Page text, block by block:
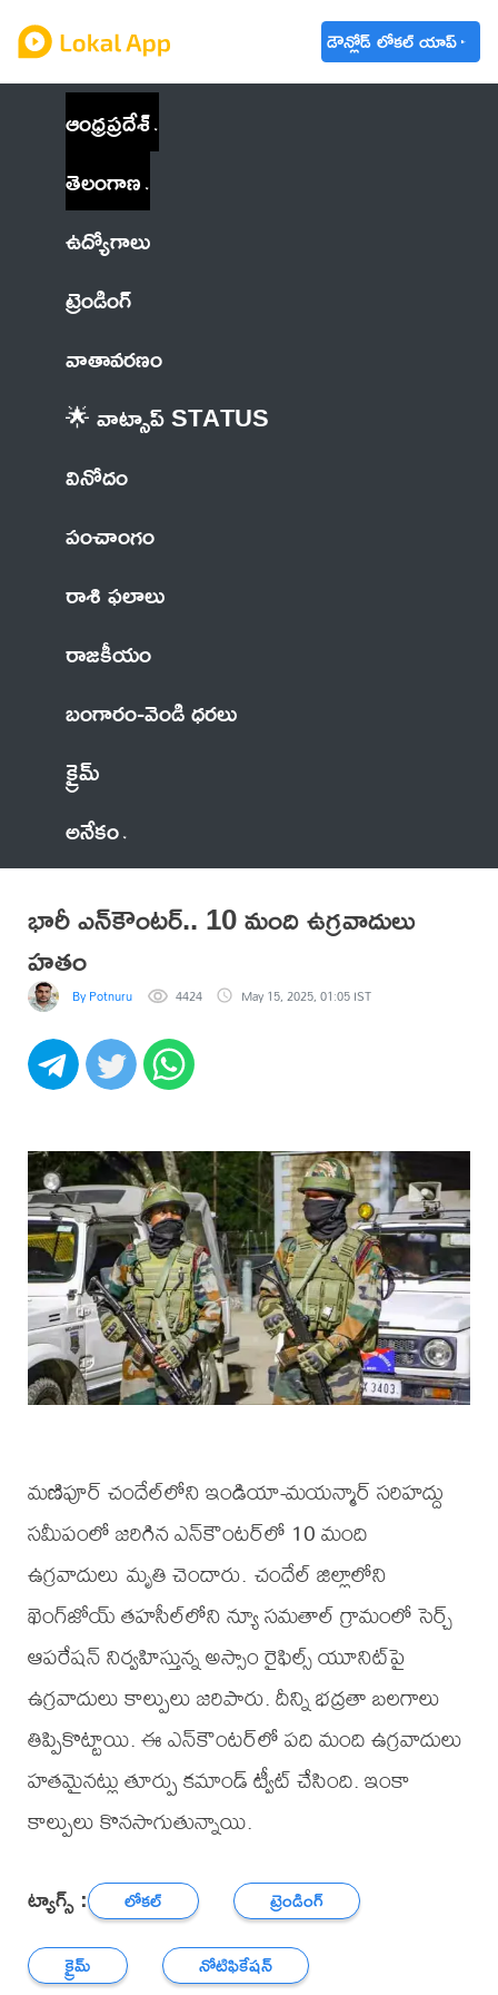
డౌన్లోడ్ లోకల్ యాప్
ఆంధ్రప్రదేశ్
తెలంగాణ
ఉద్యోగాలు
ట్రెండింగ్
వాతావరణం
🌟 వాట్సాప్ STATUS
వినోదం
పంచాంగం
రాశి ఫలాలు
రాజకీయం
బంగారం-వెండి ధరలు
క్రైమ్
అనేకం
భారీ ఎన్‌కౌంటర్‌.. 10 మంది ఉగ్రవాదులు
హతం
By Potnuru 4424 May 15, 2025, 01:05 IST
మణిపూర్‌ చందేల్‌లోని ఇండియా-మయన్మార్ సరిహద్దు
సమీపంలో జరిగిన ఎన్‌కౌంటర్‌లో 10 మంది
ఉగ్రవాదులు మృతి చెందారు. చందేల్ జిల్లాలోని
ఖెంగ్‌జోయ్ తహసీల్‌లోని న్యూ సమతాల్ గ్రామంలో సెర్చ్
ఆపరేషన్ నిర్వహిస్తున్న అస్సాం రైఫిల్స్ యూనిట్‌పై
ఉగ్రవాదులు కాల్పులు జరిపారు. దీన్ని భద్రతా బలగాలు
తిప్పికొట్టాయి. ఈ ఎన్‌కౌంటర్‌లో పది మంది ఉగ్రవాదులు
హతమైనట్లు తూర్పు కమాండ్ ట్వీట్ చేసింది. ఇంకా
కాల్పులు కొనసాగుతున్నాయి.
ట్యాగ్స్ : లోకల్
ట్రెండింగ్
క్రైమ్
నోటిఫికేషన్